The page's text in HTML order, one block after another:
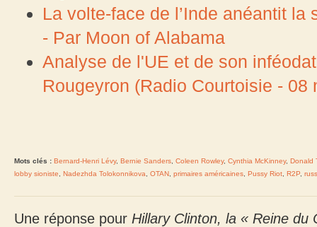
La volte-face de l’Inde anéantit
- Par Moon of Alabama
Analyse de l'UE et de son
Rougeyron (Radio Courtoisie - 08
Mots clés : Bernard-Henri Lévy, Bernie Sanders Coleen Rowley, Cynthia McKinney, Donald
lobby sioniste
Nadezhda Tolokonnikova OTAN primaires américaines Pussy Riot R2P
Une réponse pour Hillary Clinton, la « Reine du